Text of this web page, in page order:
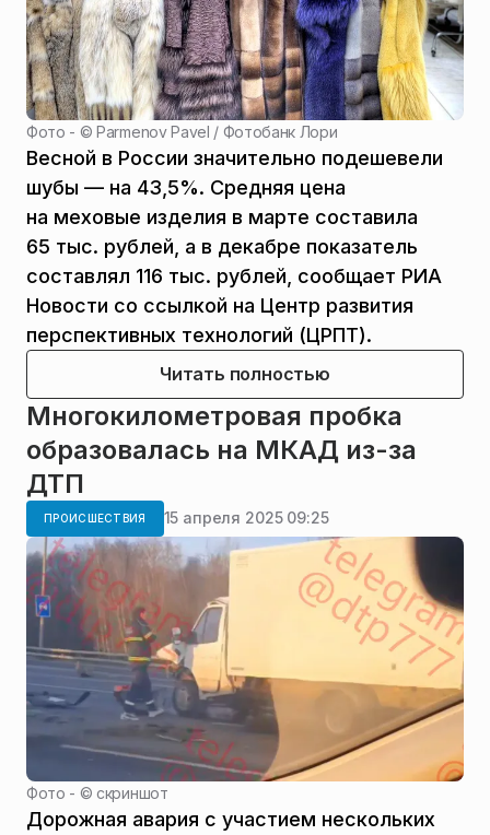
Фото - ©Parmenov Pavel / Фотобанк Лори
Весной в России значительно подешевели
шубы — на 43,5%. Средняя цена
на меховые изделия в марте составила
65 тыс. рублей, а в декабре показатель
составлял 116 тыс. рублей, сообщает РИА
Новости со ссылкой на Центр развития
перспективных технологий (ЦРПТ).
Читать полностью
Многокилометровая пробка
образовалась на МКАД из-за
ДТП
ПРОИСШЕСТВИЯ 15 апреля 2025 09:25
Фото - © скриншот
Дорожная авария с участием нескольких